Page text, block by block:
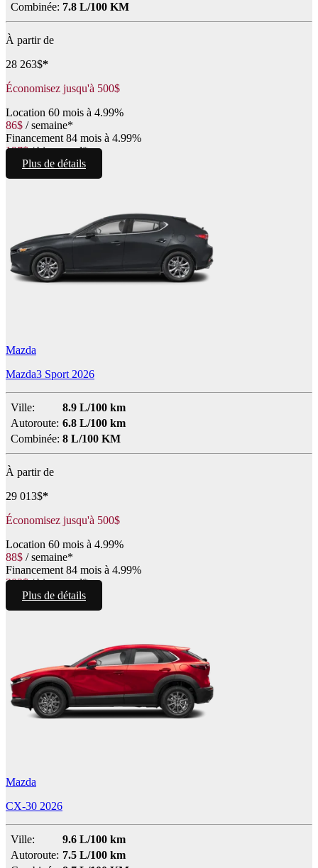
Combinée: 7.8 L/100 KM
À partir de
28 263$*
Économisez jusqu'à 500$
Location 60 mois à 4.99%
86$ /semaine*
Financement 84 mois à 4.99%
197$ /bimensuel*
Plus de détails
Mazda
Mazda3 Sport 2026
Ville:
8.9 L/100 km
Autoroute: 6.8 L/100 km
Combinée: 8 L/100 KM
À partir de
29 013$*
Économisez jusqu'à 500$
Location 60 mois à 4.99%
88$ /semaine*
Financement 84 mois à 4.99%
202$ /bimensuel*
Plus de détails
Mazda
CX-30 2026
Ville:
9.6 L/100 km
Autoroute: 7.5 L/100 km